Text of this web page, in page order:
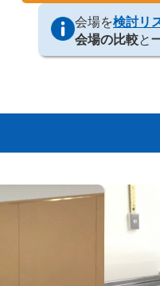
会場を検討リ
会場の比較と